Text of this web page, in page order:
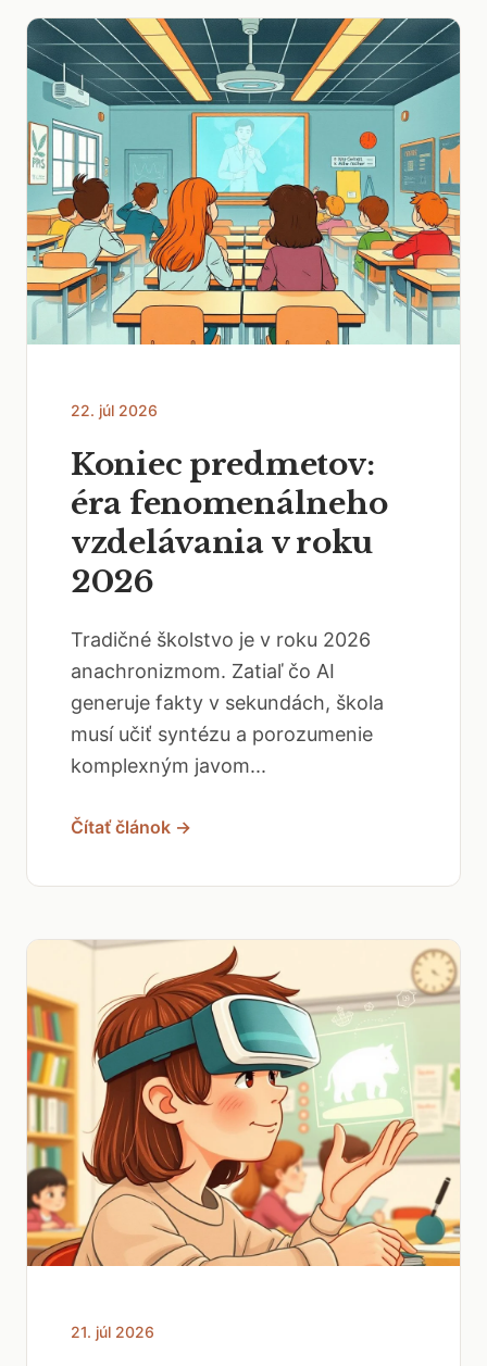
22. júl 2026
Koniec predmetov:
éra fenomenálneho
vzdelávania v roku
2026
Tradičné školstvo je v roku 2026
anachronizmom. Zatiaľ čo AI
generuje fakty v sekundách, škola
musí učiť syntézu a porozumenie
komplexným javom...
Čítať článok →
21. júl 2026